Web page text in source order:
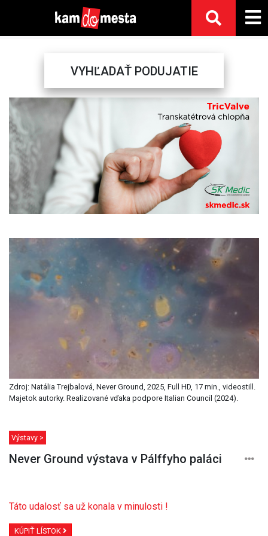
VYHĽADAŤ PODUJATIE
Previous
Zdroj: Natália Trejbalová, Never Ground, 2025, Full HD, 17 min., videostill.
Majetok autorky. Realizované vďaka podpore Italian Council (2024).
Výstavy >
Never Ground výstava v Pálffyho paláci
Táto udalosť sa už konala v minulosti !
KÚPIŤ LÍSTOK